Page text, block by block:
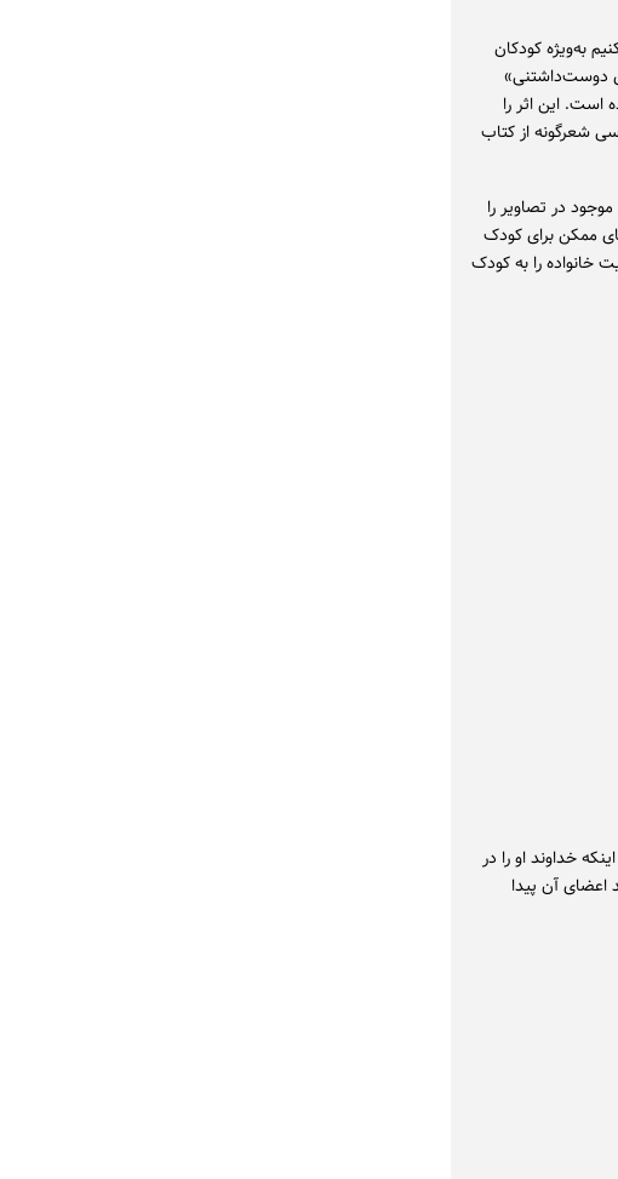
به‌ویژه کودکان
دوست‌داشتنی»
است. این اثر را
شعرگونه از کتاب
در تصاویر را
ممکن برای کودک
خانواده را به کودک
خداوند او را در
اعضای آن پیدا